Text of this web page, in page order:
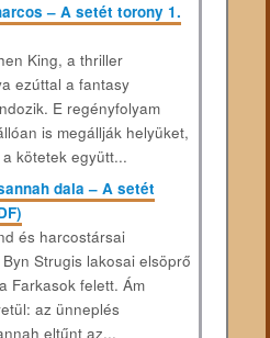
– A setét torony 1.
King, a thriller
ezúttal a fantasy
E regényfolyam
is megállják helyüket,
kötetek együtt...
dala – A setét
és harcostársai
Strugis lakosai elsöprő
Farkasok felett. Ám
az ünneplés
eltűnt az...